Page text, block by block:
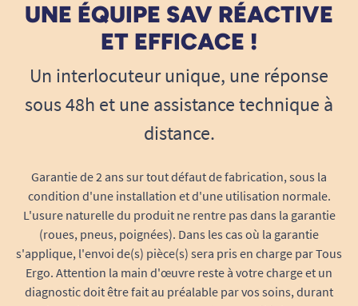
UNE ÉQUIPE SAV RÉACTIVE
ET EFFICACE !
Un interlocuteur unique, une réponse
sous 48h et une assistance technique à
distance.
Garantie de 2 ans sur tout défaut de fabrication, sous la
condition d'une installation et d'une utilisation normale.
L'usure naturelle du produit ne rentre pas dans la garantie
(roues, pneus, poignées). Dans les cas où la garantie
s'applique, l'envoi de(s) pièce(s) sera pris en charge par Tous
Ergo. Attention la main d'œuvre reste à votre charge et un
diagnostic doit être fait au préalable par vos soins, durant